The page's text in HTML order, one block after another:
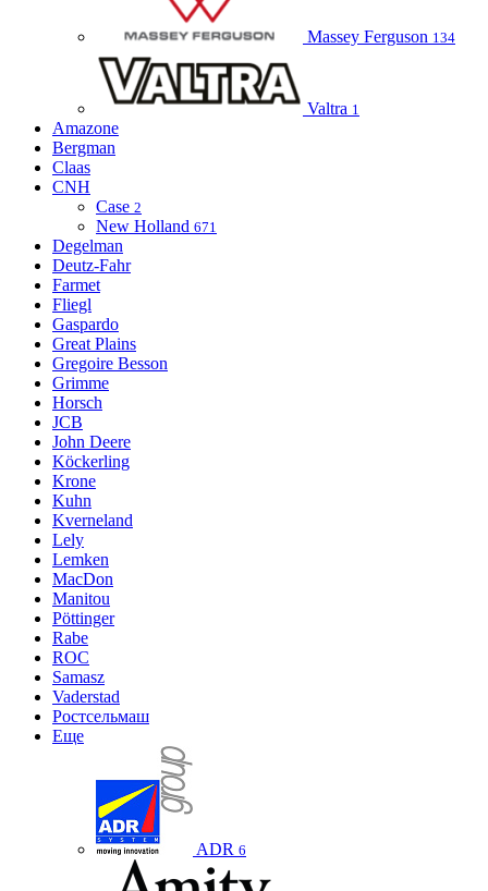
Massey Ferguson 134
Valtra 1
Amazone
Bergman
Claas
CNH
Case 2
New Holland 671
Degelman
Deutz-Fahr
Farmet
Fliegl
Gaspardo
Great Plains
Gregoire Besson
Grimme
Horsch
JCB
John Deere
Köckerling
Krone
Kuhn
Kverneland
Lely
Lemken
MacDon
Manitou
Pöttinger
Rabe
ROC
Samasz
Vaderstad
Ростсельмаш
Еще
ADR 6